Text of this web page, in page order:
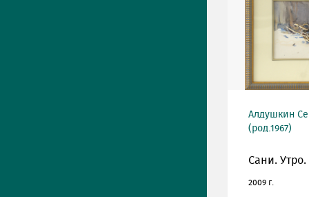
Алдушкин
(род.1967)
Сани. Утро.
2009 г.